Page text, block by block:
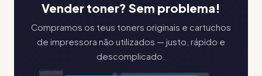
Vender toner? Sem problema!
Compramos os teus toners originais e cartuchos
de impressora não utilizados — justo, rápido e
descomplicado.